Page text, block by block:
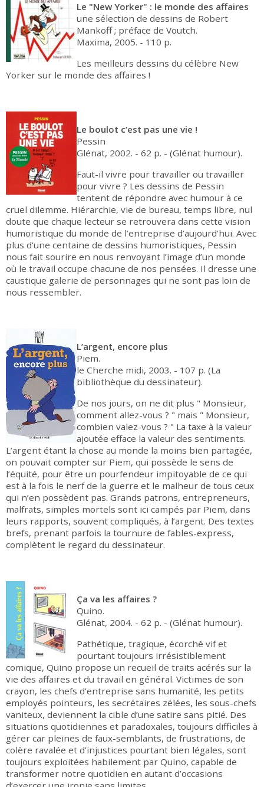
Le "New Yorker" : le monde des affaires
une sélection de dessins de Robert
Mankoff ; préface de Voutch.
Maxima, 2005. - 110 p.
Les meilleurs dessins du célèbre New
Yorker sur le monde des affaires !
Le boulot c’est pas une vie !
Pessin
Glénat, 2002. - 62 p. - (Glénat humour).
Faut-il vivre pour travailler ou travailler
pour vivre ? Les dessins de Pessin
tentent de répondre avec humour à ce
cruel dilemme. Hiérarchie, vie de bureau, temps libre, nul
doute que chaque lecteur se retrouvera dans cette vision
humoristique du monde de l’entreprise d’aujourd’hui. Avec
plus d’une centaine de dessins humoristiques, Pessin
nous fait sourire en nous renvoyant l’image d’un monde
où le travail occupe chacune de nos pensées. Il dresse une
caustique galerie de personnages qui ne sont pas loin de
nous ressembler.
L’argent, encore plus
Piem.
le Cherche midi, 2003. - 107 p. (La
bibliothèque du dessinateur).
De nos jours, on ne dit plus " Monsieur,
comment allez-vous ? " mais " Monsieur,
combien valez-vous ? " La taxe à la valeur
ajoutée efface la valeur des sentiments.
L’argent étant la chose au monde la moins bien partagée,
on pouvait compter sur Piem, qui possède le sens de
l’équité, pour être un pourfendeur impitoyable de ce qui
est à la fois le nerf de la guerre et le malheur de tous ceux
qui n’en possèdent pas. Grands patrons, entrepreneurs,
malfrats, simples mortels sont ici campés par Piem, dans
leurs rapports, souvent compliqués, à l’argent. Des textes
brefs, prenant parfois la tournure de fables-express,
complètent le regard du dessinateur.
Ça va les affaires ?
Quino.
Glénat, 2004. - 62 p. - (Glénat humour).
Pathétique, tragique, écorché vif et
pourtant toujours irrésistiblement
comique, Quino propose un recueil de traits acérés sur la
vie des affaires et du travail en général. Victimes de son
crayon, les chefs d’entreprise sans humanité, les petits
employés pointeurs, les secrétaires zélées, les sous-chefs
vaniteux, deviennent la cible d’une satire sans pitié. Des
situations quotidiennes et paradoxales, toujours difficiles à
gérer car pleines de faux-semblants, de frustrations, de
colère ravalée et d’injustices pourtant bien légales, sont
toujours exploitées habilement par Quino, capable de
transformer notre quotidien en autant d’occasions